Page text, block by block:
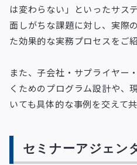
は変わらない」といったサス
面しがちな課題に対し、実際
た効果的な実務プロセスをご
また、子会社・サプライヤー
くためのプログラム設計や、
いても具体的な事例を交えて共
セミナーアジェン